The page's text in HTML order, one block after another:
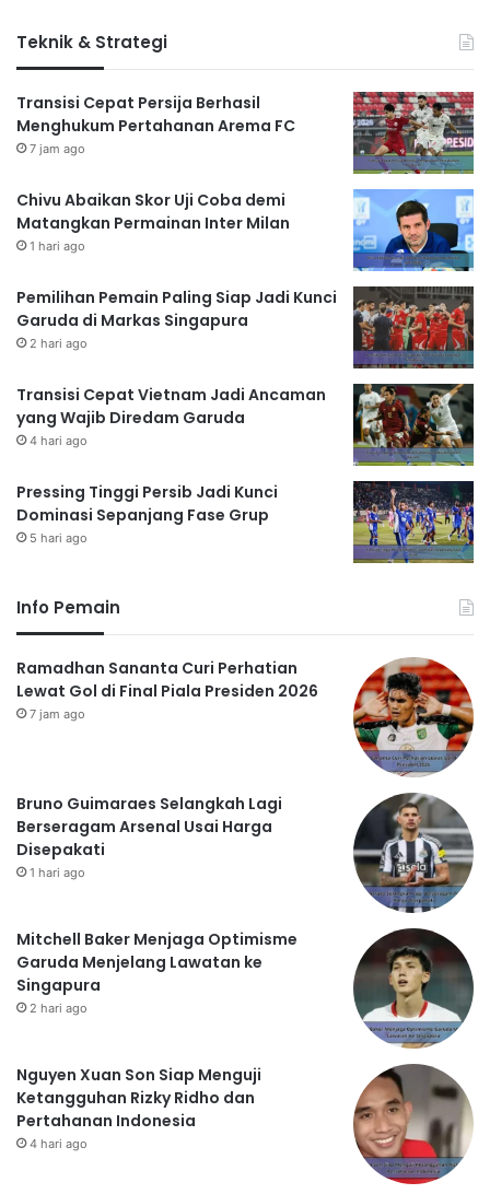
Teknik & Strategi
Transisi Cepat Persija Berhasil
Menghukum Pertahanan Arema FC
7 jam ago
Chivu Abaikan Skor Uji Coba demi
Matangkan Permainan Inter Milan
1 hari ago
Pemilihan Pemain Paling Siap Jadi Kunci
Garuda di Markas Singapura
2 hari ago
Transisi Cepat Vietnam Jadi Ancaman
yang Wajib Diredam Garuda
4 hari ago
Pressing Tinggi Persib Jadi Kunci
Dominasi Sepanjang Fase Grup
5 hari ago
Info Pemain
Ramadhan Sananta Curi Perhatian
Lewat Gol di Final Piala Presiden 2026
7 jam ago
Bruno Guimaraes Selangkah Lagi
Berseragam Arsenal Usai Harga
Disepakati
1 hari ago
Mitchell Baker Menjaga Optimisme
Garuda Menjelang Lawatan ke
Singapura
2 hari ago
Nguyen Xuan Son Siap Menguji
Ketangguhan Rizky Ridho dan
Pertahanan Indonesia
4 hari ago